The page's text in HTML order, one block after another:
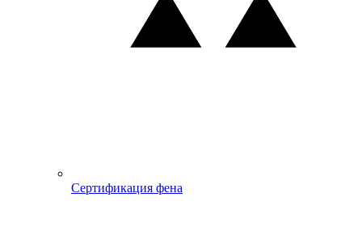
Сертификация фена